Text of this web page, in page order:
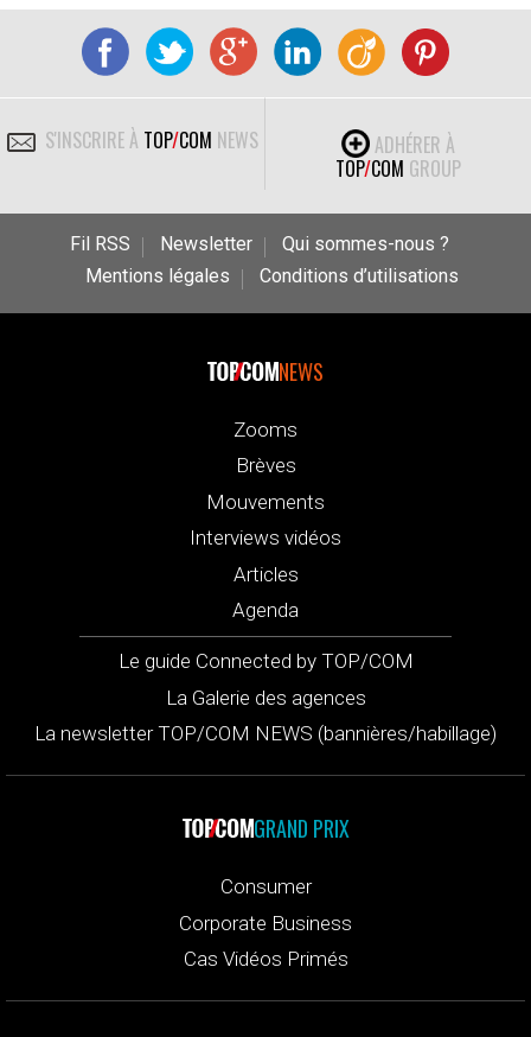
S'INSCRIRE À TOP/COM NEWS
ADHÉRER À
TOP/COM GROUP
Fil RSS Newsletter
Qui sommes-nous ?
Mentions légales
Conditions d’utilisations
NEWS
Zooms
Brèves
Mouvements
Interviews vidéos
Articles
Agenda
Le guide Connected by TOP/COM
La Galerie des agences
La newsletter TOP/COM NEWS (bannières/habillage)
GRAND PRIX
Consumer
Corporate Business
Cas Vidéos Primés